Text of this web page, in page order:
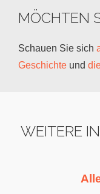
MÖCHTEN
Schauen Sie sich
Geschichte und
WEITERE